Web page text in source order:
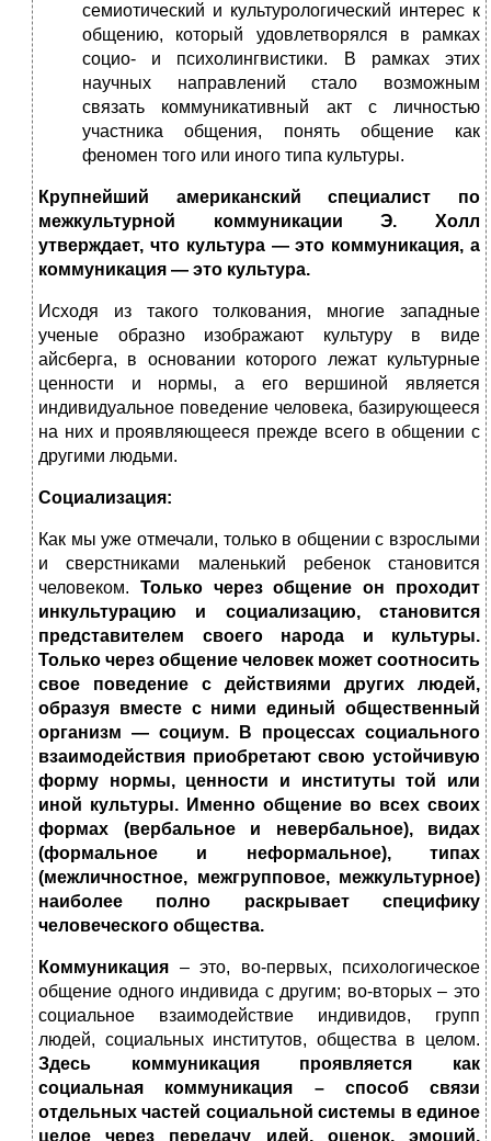
семиотический и культурологический интерес к
общению, который удовлетворялся в рамках
социо- и психолингвистики. В рамках этих
научных направлений стало возможным
связать коммуникативный акт с личностью
участника общения, понять общение как
феномен того или иного типа культуры.
Крупнейший американский специалист по
межкультурной коммуникации Э. Холл
утверждает, что культура — это коммуникация, а
коммуникация — это культура.
Исходя из такого толкования, многие западные
ученые образно изображают культуру в виде
айсберга, в основании которого лежат культурные
ценности и нормы, а его вершиной является
индивидуальное поведение человека, базирующееся
на них и проявляющееся прежде всего в общении с
другими людьми.
Социализация:
Как мы уже отмечали, только в общении с взрослыми
и сверстниками маленький ребенок становится
человеком. Только через общение он проходит
инкультурацию и социализацию, становится
представителем своего народа и культуры.
Только через общение человек может соотносить
свое поведение с действиями других людей,
образуя вместе с ними единый общественный
организм — социум. В процессах социального
взаимодействия приобретают свою устойчивую
форму нормы, ценности и институты той или
иной культуры. Именно общение во всех своих
формах (вербальное и невербальное), видах
(формальное и неформальное), типах
(межличностное, межгрупповое, межкультурное)
наиболее полно раскрывает специфику
человеческого общества.
Коммуникация – это, во-первых, психологическое
общение одного индивида с другим; во-вторых – это
социальное взаимодействие индивидов, групп
людей, социальных институтов, общества в целом.
Здесь коммуникация проявляется как
социальная коммуникация – способ связи
отдельных частей социальной системы в единое
целое через передачу идей, оценок, эмоций,